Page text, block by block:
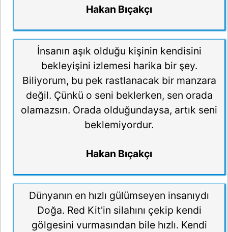
Hakan Bıçakçı
İnsanın aşık olduğu kişinin kendisini
bekleyişini izlemesi harika bir şey.
Biliyorum, bu pek rastlanacak bir manzara
değil. Çünkü o seni beklerken, sen orada
olamazsın. Orada olduğundaysa, artık seni
beklemiyordur.
Hakan Bıçakçı
Dünyanın en hızlı gülümseyen insanıydı
Doğa. Red Kit'in silahını çekip kendi
gölgesini vurmasından bile hızlı. Kendi